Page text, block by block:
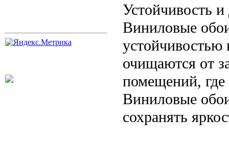
Устойчивость и
Виниловые
очищаются от
помещений, где
Виниловые
сохранять